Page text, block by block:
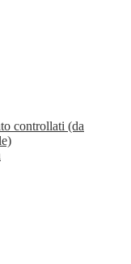
controllati (da